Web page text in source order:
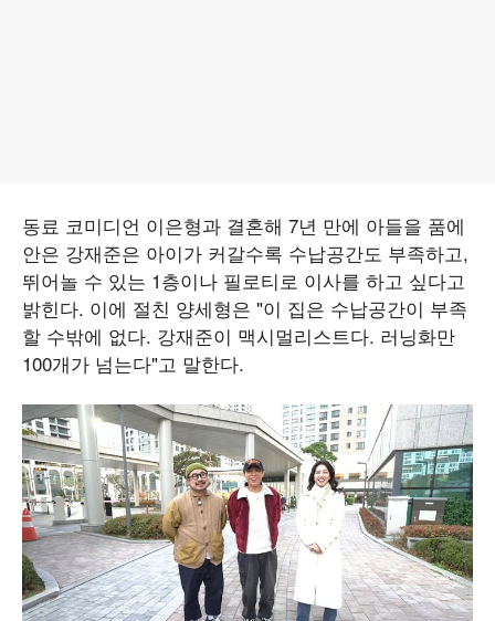
동료 코미디언 이은형과 결혼해 7년 만에 아들을 품에
안은 강재준은 아이가 커갈수록 수납공간도 부족하고,
뛰어놀 수 있는 1층이나 필로티로 이사를 하고 싶다고
밝힌다. 이에 절친 양세형은 "이 집은 수납공간이 부족
할 수밖에 없다. 강재준이 맥시멀리스트다. 러닝화만
100개가 넘는다"고 말한다.